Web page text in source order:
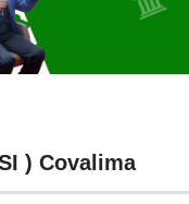
) Covalima